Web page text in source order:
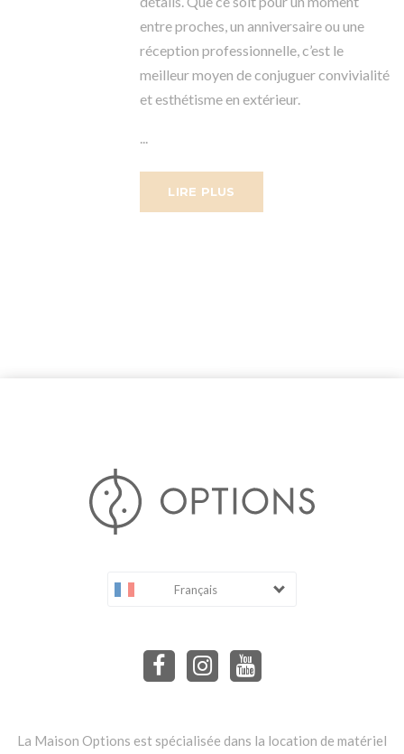
entre proches, un anniversaire ou une
réception professionnelle, c’est le
meilleur moyen de conjuguer convivialité
et esthétisme en extérieur.
...
LIRE PLUS
Français
La Maison Options est spécialisée dans la location de matériel